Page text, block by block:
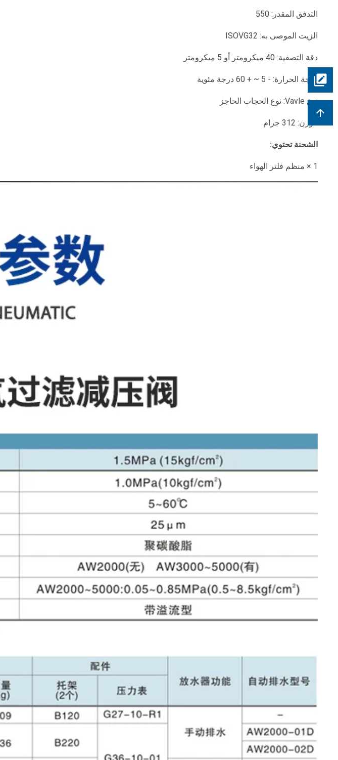
التدفق المقدر: 550
الزيت الموصى به: ISOVG32
دقة التصفية: 40 ميكرومتر أو 5 ميكرومتر
درجة الحرارة: - 5 ~ + 60 درجة مئوية
نوع Vavle: نوع الحجاب الحاجز
الوزن: 312 جرام
الشحنة تحتوي:
1 × منظم فلتر الهواء